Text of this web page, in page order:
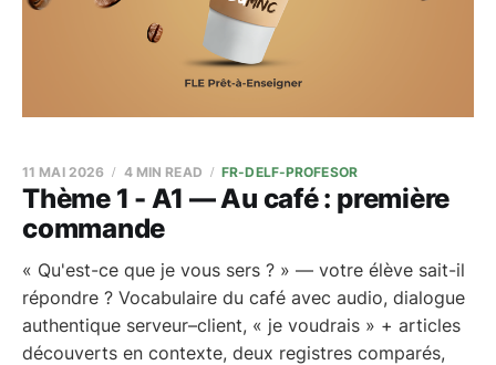
Thème 1 - A1 — Au café : première
commande
11 MAI 2026 4 MIN READ FR-DELF-PROFESOR
« Qu'est-ce que je vous sers ? » — votre élève sait-il
répondre ? Vocabulaire du café avec audio, dialogue
authentique serveur–client, « je voudrais » + articles
découverts en contexte, deux registres comparés,